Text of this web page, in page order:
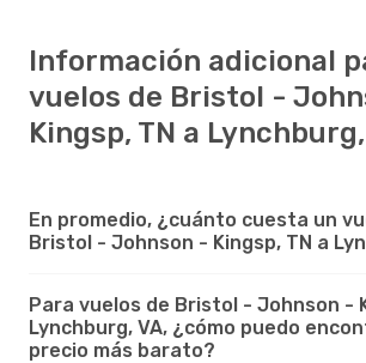
Información adicional
vuelos de Bristol -
Kingsp, TN a
En promedio, ¿cuánto cuesta un
Bristol - Johnson - Kingsp, TN a
Para vuelos de Bristol - Johnson -
Lynchburg, VA, ¿cómo puedo
precio más barato?